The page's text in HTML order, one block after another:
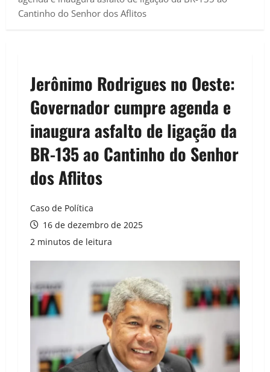
Cantinho do Senhor dos Aflitos
Jerônimo Rodrigues no Oeste:
Governador cumpre agenda e
inaugura asfalto de ligação da
BR-135 ao Cantinho do Senhor
dos Aflitos
Caso de Política
16 de dezembro de 2025
2 minutos de leitura